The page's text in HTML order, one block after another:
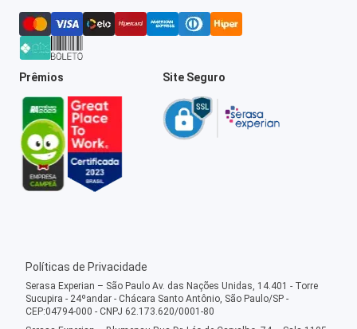
Prêmios Site Seguro
Políticas de Privacidade
Serasa Experian – São Paulo Av. das Nações Unidas, 14.401 - Torre
Sucupira - 24ºandar - Chácara Santo Antônio, São Paulo/SP -
CEP:04794-000 - CNPJ 62.173.620/0001-80